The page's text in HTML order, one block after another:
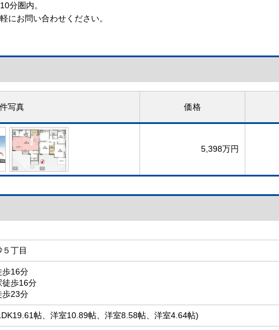
分圏内。
にお問い合わせください。
写真 価格
5,398万円
丁目
歩16分
徒歩16分
歩23分
帖、洋室10.89帖、洋室8.58帖、洋室4.64帖)